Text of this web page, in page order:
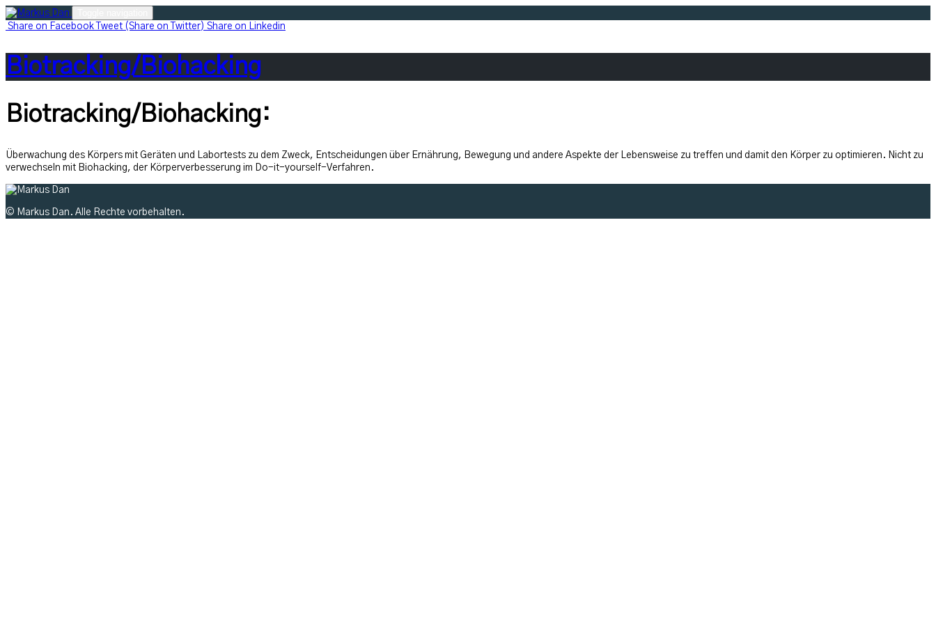
Skip
to
Share on Facebook Tweet (Share on Twitter) Share on Linkedin
Biotracking/Biohacking
Biotracking/Biohacking:
Überwachung des Körpers mit Geräten und Labortests zu dem Zweck, Entscheidungen über Ernährung, Bewegung und andere Aspekte der Lebensweise zu treffen und damit den Körper zu optimieren. Nicht zu
verwechseln mit Biohacking, der Körperverbesserung im Do-it-yourself-Verfahren.
© Markus Dan. Alle Rechte vorbehalten.